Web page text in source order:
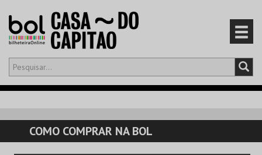
Olá,iniciar sessão
CARRINHO
EVENTOS
COMO COMPRAR NA BOL